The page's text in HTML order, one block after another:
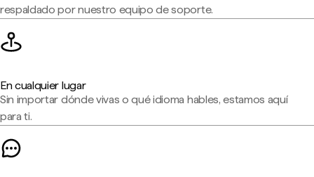
respaldado por nuestro equipo de soporte.
En cualquier lugar
Sin importar dónde vivas o qué idioma hables, estamos aquí
para ti.